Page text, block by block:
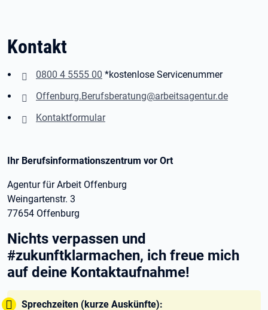
Kontakt
0800 4 5555 00 *kostenlose Servicenummer
Offenburg.Berufsberatung@arbeitsagentur.de
Kontaktformular
Ihr Berufsinformationszentrum vor Ort
Agentur für Arbeit Offenburg
Weingartenstr. 3
77654 Offenburg
Nichts verpassen und
#zukunftklarmachen, ich freue mich
auf deine Kontaktaufnahme!
Tipp:
Sprechzeiten (kurze Auskünfte):